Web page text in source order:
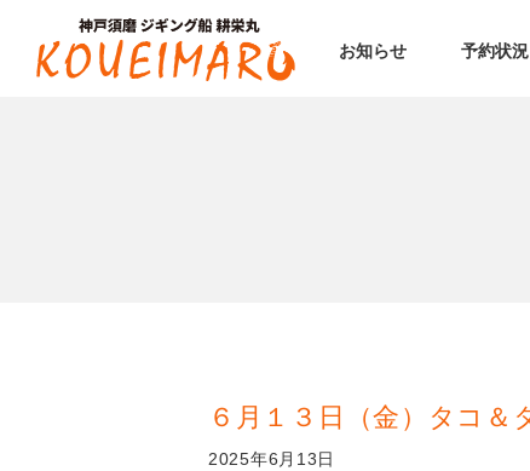
お知らせ 予約状況
６月１３日（金）タコ＆
2025年6月13日